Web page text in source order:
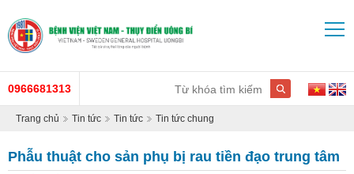
0966681313
Trang chủ Tin tức Tin tức Tin tức chung
Phẫu thuật cho sản phụ bị rau tiền đạo trung tâm